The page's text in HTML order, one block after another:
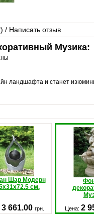
) / Написать отзыв
Музика:
ландшафта и станет
Шар Модерн
см.
3 661.00 грн. Цена: 2